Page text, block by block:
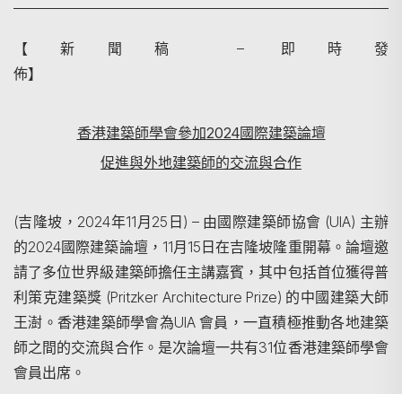
搜尋
【新聞稿 – 即時發
佈】
香港建築師學會參加2024國際建築論壇
促進與外地建築師的交流與合作
(吉隆坡，2024年11月25日) – 由國際建築師協會 (UIA) 主辦
的2024國際建築論壇，11月15日在吉隆坡隆重開幕。論壇邀
請了多位世界級建築師擔任主講嘉賓，其中包括首位獲得普
利策克建築獎 (Pritzker Architecture Prize) 的中國建築大師
王澍。香港建築師學會為UIA 會員，一直積極推動各地建築
師之間的交流與合作。是次論壇一共有31位香港建築師學會
會員出席。